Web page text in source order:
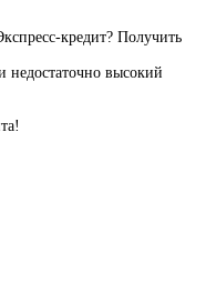
кредит? Получить
недостаточно высокий